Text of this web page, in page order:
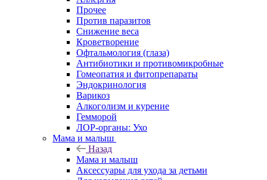
Прочее
Против паразитов
Снижение веса
Кроветворение
Офтальмология (глаза)
Антибиотики и противомикробные
Гомеопатия и фитопрепараты
Эндокринология
Варикоз
Алкоголизм и курение
Гемморой
ЛОР-органы: Ухо
Мама и малыш
Назад
Мама и малыш
Аксессуары для ухода за детьми